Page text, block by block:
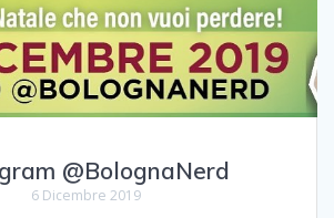
@BolognaNerd
6 Dicembre 2019